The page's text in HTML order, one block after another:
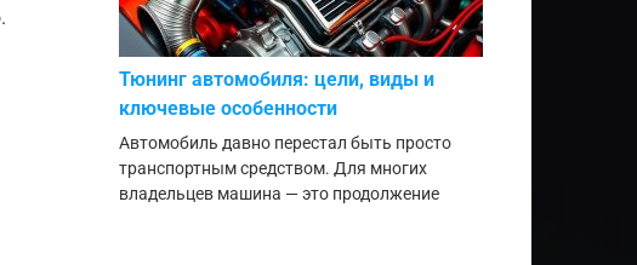
Тюнинг автомобиля: цели, виды и
ключевые особенности
Автомобиль давно перестал быть просто
транспортным средством. Для многих
владельцев машина — это продолжение